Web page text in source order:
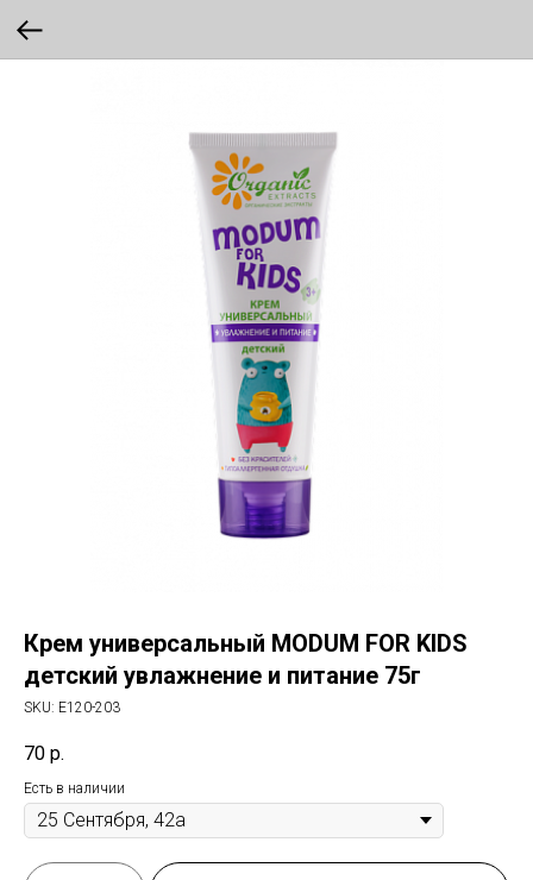
Крем универсальный MODUM FOR KIDS
детский увлажнение и питание 75г
SKU: E120-203
70 р.
Есть в наличии